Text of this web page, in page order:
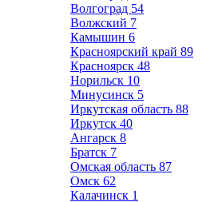
Волгоград 54
Волжский 7
Камышин 6
Красноярский край 89
Красноярск 48
Норильск 10
Минусинск 5
Иркутская область 88
Иркутск 40
Ангарск 8
Братск 7
Омская область 87
Омск 62
Калачинск 1